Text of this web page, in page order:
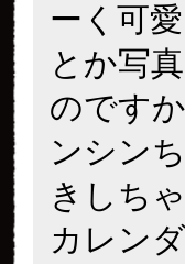
ーく可
とか写
のです
ンシン
きしち
カレン